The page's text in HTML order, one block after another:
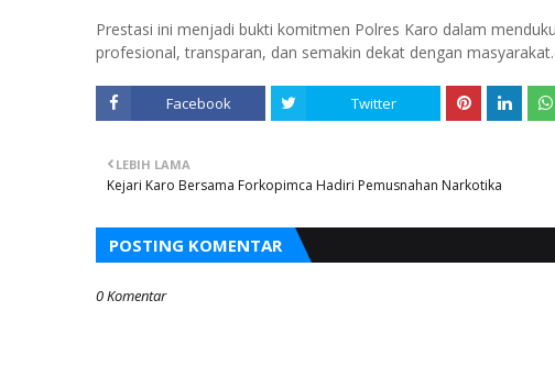
Prestasi ini menjadi bukti komitmen Polres Karo dalam
profesional, transparan, dan semakin dekat dengan
Facebook Twitter
LEBIH LAMA
Kejari Karo Bersama Forkopimca Hadiri Pemusnahan Narkotika
POSTING KOMENTAR
0 Komentar